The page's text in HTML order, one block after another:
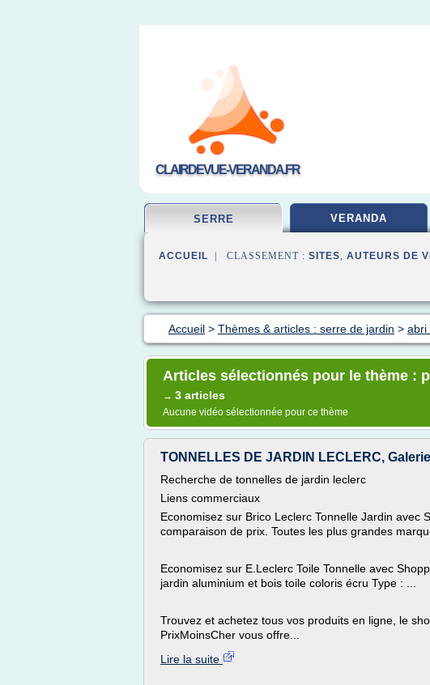
CLAIRDEVUE-VERANDA.FR
SERRE VERANDA
ACCUEIL | CLASSEMENT : SITES, AUTEURS DE
Accueil > Thèmes & articles : serre de jardin > abri
Articles sélectionnés pour le thème :
→ 3 articles
Aucune vidéo sélectionnée pour ce thème
TONNELLES DE JARDIN LECLERC,
Recherche de tonnelles de jardin leclerc
Liens commerciaux
Economisez sur Brico Leclerc Tonnelle Jardin avec
comparaison de prix. Toutes les plus grandes
Economisez sur E.Leclerc Toile Tonnelle avec
jardin aluminium et bois toile coloris écru Type : ...
Trouvez et achetez tous vos produits en ligne, le
PrixMoinsCher vous offre...
Lire la suite